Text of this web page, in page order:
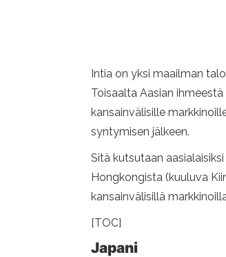
Intia on yksi maailman
Toisaalta Aasian
kansainvälisille
syntymisen jälkeen.
Sitä kutsutaan
Hongkongista (kuuluva
kansainvälisillä
[TOC]
Japani